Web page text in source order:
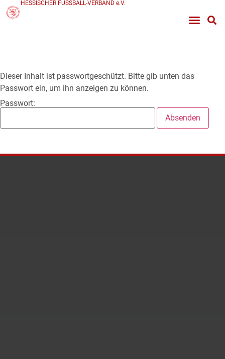
HESSISCHER FUSSBALL-VERBAND e.V.
Dieser Inhalt ist passwortgeschützt. Bitte gib unten das
Passwort ein, um ihn anzeigen zu können.
Passwort: